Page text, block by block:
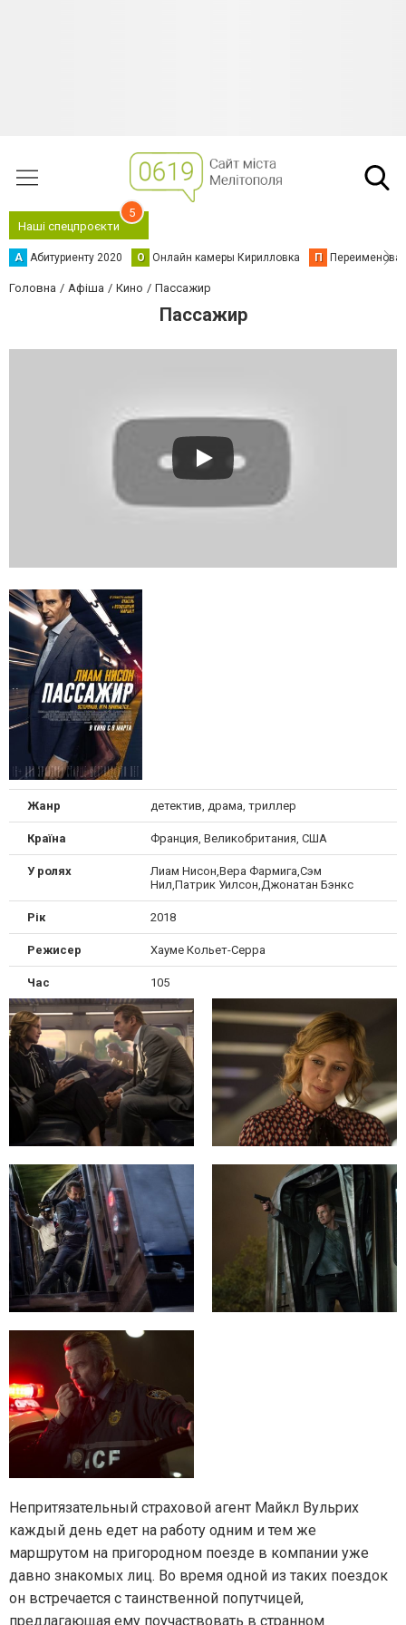
Наші спецпроєкти
5
А Абитуриенту 2020 О Онлайн камеры Кирилловка П
Головна Афіша Кино Пассажир
Пассажир
Жанр детектив, драма, триллер
Країна Франция, Великобритания, США
У ролях
Лиам Нисон,Вера Фармига,Сэм
Нил,Патрик Уилсон,Джонатан Бэнкс
Рік 2018
Режисер Хауме Кольет-Серра
Час 105
Непритязательный страховой агент Майкл Вульрих
каждый день едет на работу одним и тем же
маршрутом на пригородном поезде в компании уже
давно знакомых лиц. Во время одной из таких поездок
он встречается с таинственной попутчицей,
предлагающая ему поучаствовать в странном